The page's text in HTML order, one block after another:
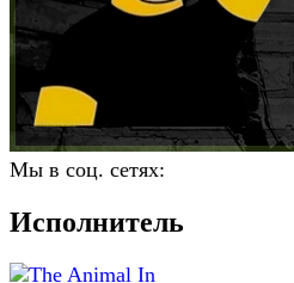
Мы в соц. сетях:
Исполнитель